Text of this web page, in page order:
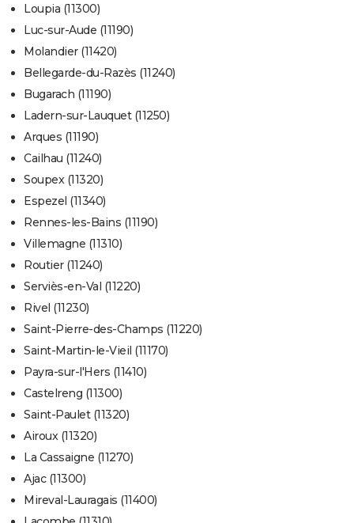
Loupia (11300)
Luc-sur-Aude (11190)
Molandier (11420)
Bellegarde-du-Razès (11240)
Bugarach (11190)
Ladern-sur-Lauquet (11250)
Arques (11190)
Cailhau (11240)
Soupex (11320)
Espezel (11340)
Rennes-les-Bains (11190)
Villemagne (11310)
Routier (11240)
Serviès-en-Val (11220)
Rivel (11230)
Saint-Pierre-des-Champs (11220)
Saint-Martin-le-Vieil (11170)
Payra-sur-l'Hers (11410)
Castelreng (11300)
Saint-Paulet (11320)
Airoux (11320)
La Cassaigne (11270)
Ajac (11300)
Mireval-Lauragais (11400)